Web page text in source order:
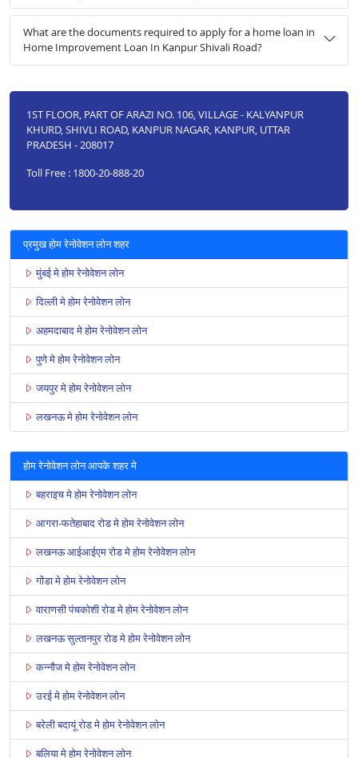
What are the documents required to apply for a home loan in
Home Improvement Loan In Kanpur Shivali Road?
1ST FLOOR, PART OF ARAZI NO. 106, VILLAGE - KALYANPUR
KHURD, SHIVLI ROAD, KANPUR NAGAR, KANPUR, UTTAR
PRADESH - 208017
Toll Free : 1800-20-888-20
प्रमुख होम रेनोवेशन लोन शहर
मुंबई मे होम रेनोवेशन लोन
दिल्ली मे होम रेनोवेशन लोन
अहमदाबाद मे होम रेनोवेशन लोन
पुणे मे होम रेनोवेशन लोन
जयपुर मे होम रेनोवेशन लोन
लखनऊ मे होम रेनोवेशन लोन
होम रेनोवेशन लोन आपके शहर मे
बहराइच मे होम रेनोवेशन लोन
आगरा-फतेहाबाद रोड मे होम रेनोवेशन लोन
लखनऊ आईआईएम रोड मे होम रेनोवेशन लोन
गोंडा मे होम रेनोवेशन लोन
वाराणसी पंचकोशी रोड मे होम रेनोवेशन लोन
लखनऊ सुल्तानपुर रोड मे होम रेनोवेशन लोन
कन्नौज मे होम रेनोवेशन लोन
उरई मे होम रेनोवेशन लोन
बरेली बदायूं रोड मे होम रेनोवेशन लोन
बलिया मे होम रेनोवेशन लोन